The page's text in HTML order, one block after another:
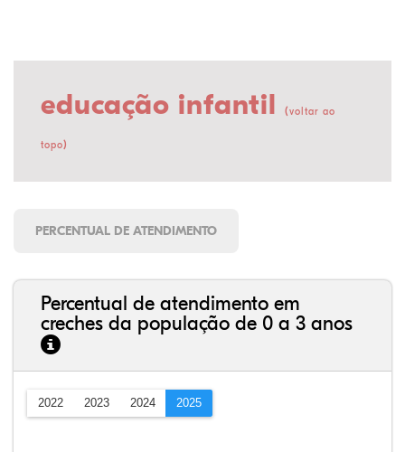
educação infantil (voltar ao
topo)
PERCENTUAL DE ATENDIMENTO
Percentual de atendimento em
creches da população de 0 a 3 anos
2022 2023 2024 2025